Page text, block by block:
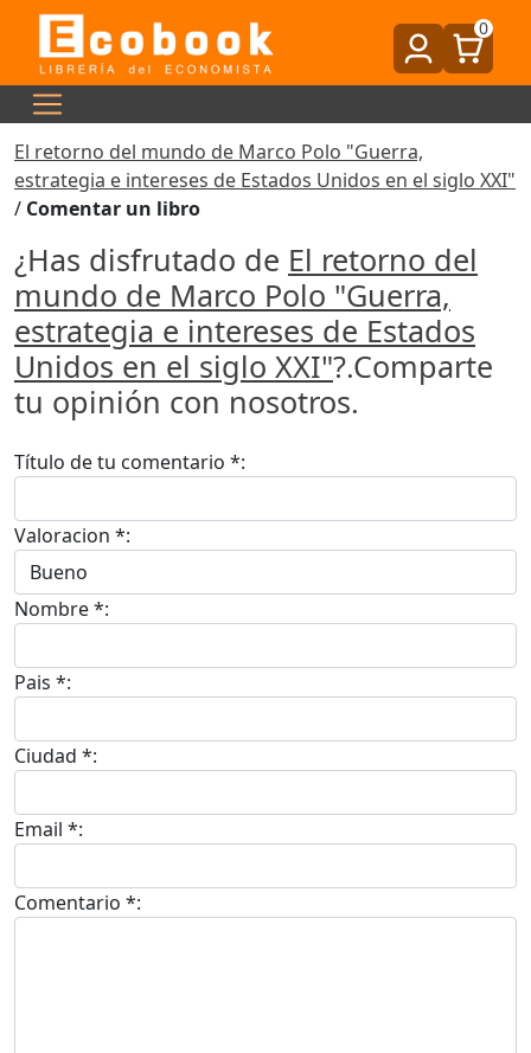
0
El retorno del mundo de Marco Polo "Guerra,
estrategia e intereses de Estados Unidos en el siglo XXI"
/ Comentar un libro
¿Has disfrutado de El retorno del
mundo de Marco Polo "Guerra,
estrategia e intereses de Estados
Unidos en el siglo XXI"?.Comparte
tu opinión con nosotros.
Título de tu comentario *:
Valoracion *:
Nombre *:
Pais *:
Ciudad *:
Email *:
Comentario *: